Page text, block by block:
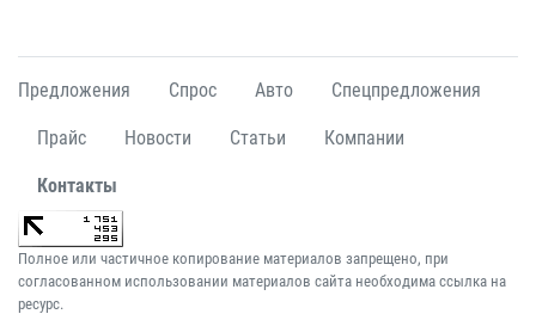
Предложения Спрос Авто Спецпредложения
Прайс Новости Статьи Компании
Контакты
Полное или частичное копирование материалов запрещено, при
согласованном использовании материалов сайта необходима ссылка на
ресурс.